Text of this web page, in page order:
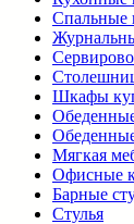
Спальные
Шкафы
Мягкая
Офисные
Барные
Стулья